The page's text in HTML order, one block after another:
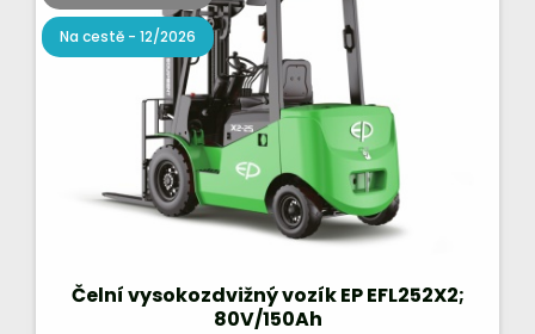
Na cestě - 12/2026
Čelní vysokozdvižný vozík EP EFL252X2;
80V/150Ah